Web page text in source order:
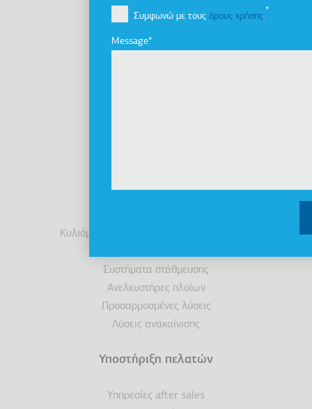
Συμφωνώ με τους όρους χρήσης.
Message
Οι εταιρίες του Ομίλου
Καινοτομία
Ιστορία
Κυλιόμενες σκάλες / Κυλιόμενοι διάδρομοι
Συστήματα στάθμευσης
Ανελκυστήρες πλοίων
Προσαρμοσμένες λύσεις
Λύσεις ανακαίνισης
Υποστήριξη πελατών
Υπηρεσίες after sales